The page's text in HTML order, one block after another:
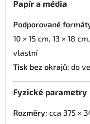
Papír a média
Podporované
10 × 15 cm, 13 × 18
vlastní
Tisk bez okrajů: do
Fyzické parametry
Rozměry: cca 375 ×